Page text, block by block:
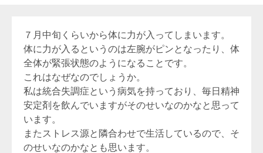
７月中旬くらいから体に力が入ってしまいます。
体に力が入るというのは左腕がピンとなったり、体
全体が緊張状態のようになることです。
これはなぜなのでしょうか。
私は統合失調症という病気を持っており、毎日精神
安定剤を飲んでいますがそのせいなのかなと思って
います。
またストレス源と隣合わせで生活しているので、そ
のせいなのかなとも思います。